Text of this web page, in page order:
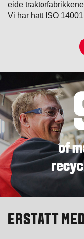
eide
Vi har hatt ISO
ERSTATT